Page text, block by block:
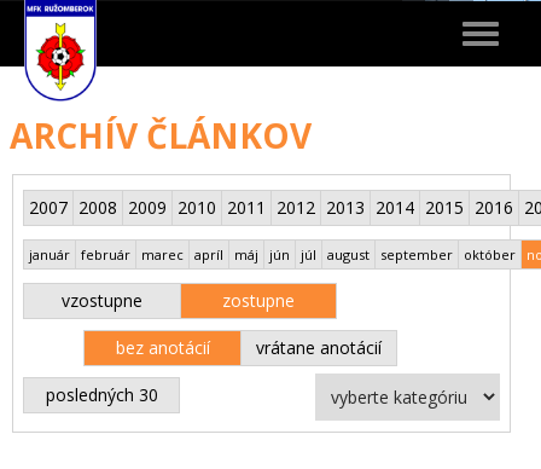
Toggle
ARCHÍV ČLÁNKOV
2007 2008 2009 2010 2011 2012 2013 2014 2015 2016
január február marec apríl máj jún júl august september október
vzostupne zostupne
bez anotácií vrátane anotácií
posledných 30